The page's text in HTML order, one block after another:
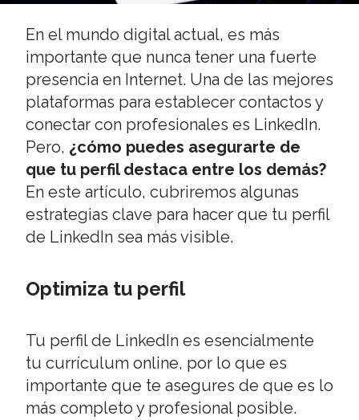
En el mundo digital actual, es más
importante que nunca tener una fuerte
presencia en Internet. Una de las mejores
plataformas para establecer contactos y
conectar con profesionales es LinkedIn.
Pero, ¿cómo puedes asegurarte de
que tu perfil destaca entre los demás?
En este artículo, cubriremos algunas
estrategias clave para hacer que tu perfil
de LinkedIn sea más visible.
Optimiza tu perfil
Tu perfil de LinkedIn es esencialmente
tu currículum online, por lo que es
importante que te asegures de que es lo
más completo y profesional posible.